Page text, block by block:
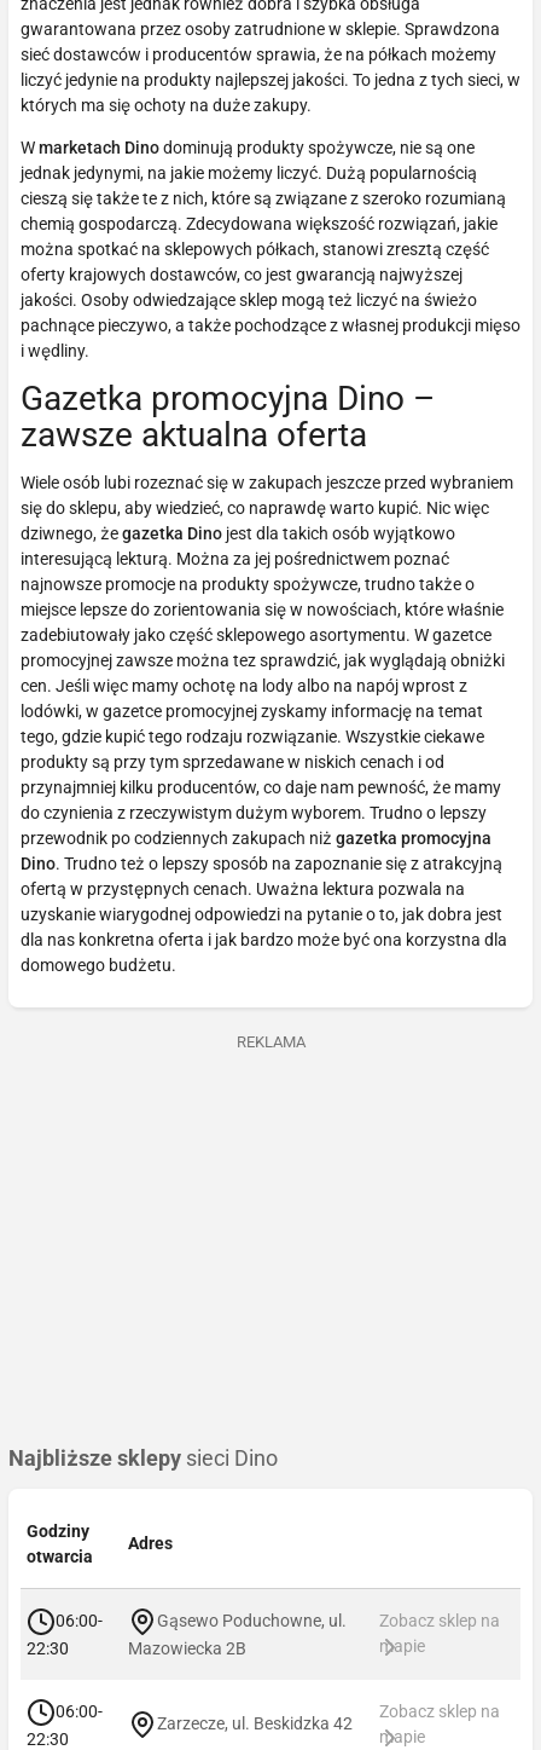
gwarantowana przez osoby zatrudnione w sklepie. Sprawdzona
sieć dostawców i producentów sprawia, że na półkach możemy
liczyć jedynie na produkty najlepszej jakości. To jedna z tych sieci, w
których ma się ochoty na duże zakupy.
Wmarketach Dinodominują produkty spożywcze, nie są one
jednak jedynymi, na jakie możemy liczyć. Dużą popularnością
cieszą się także te z nich, które są związane z szeroko rozumianą
chemią gospodarczą. Zdecydowana większość rozwiązań, jakie
można spotkać na sklepowych półkach, stanowi zresztą część
oferty krajowych dostawców, co jest gwarancją najwyższej
jakości. Osoby odwiedzające sklep mogą też liczyć na świeżo
pachnące pieczywo, a także pochodzące z własnej produkcji mięso
i wędliny.
Gazetka promocyjna Dino –
zawsze aktualna oferta
Wiele osób lubi rozeznać się w zakupach jeszcze przed wybraniem
się do sklepu, aby wiedzieć, co naprawdę warto kupić. Nic więc
dziwnego, żegazetka Dino jest dla takich osób wyjątkowo
interesującą lekturą. Można za jej pośrednictwem poznać
najnowsze promocje na produkty spożywcze, trudno także o
miejsce lepsze do zorientowania się w nowościach, które właśnie
zadebiutowały jako część sklepowego asortymentu. W gazetce
promocyjnej zawsze można tez sprawdzić, jak wyglądają obniżki
cen. Jeśli więc mamy ochotę na lody albo na napój wprost z
lodówki, w gazetce promocyjnej zyskamy informację na temat
tego, gdzie kupić tego rodzaju rozwiązanie. Wszystkie ciekawe
produkty są przy tym sprzedawane w niskich cenach i od
przynajmniej kilku producentów, co daje nam pewność, że mamy
do czynienia z rzeczywistym dużym wyborem. Trudno o lepszy
przewodnik po codziennych zakupach niż gazetka promocyjna
Dino. Trudno też o lepszy sposób na zapoznanie się z atrakcyjną
ofertą w przystępnych cenach. Uważna lektura pozwala na
uzyskanie wiarygodnej odpowiedzi na pytanie o to, jak dobra jest
dla nas konkretna oferta i jak bardzo może być ona korzystna dla
domowego budżetu.
REKLAMA
Najbliższe sklepy sieci Dino
Godziny
otwarcia
Adres
06:00-
22:30
Gąsewo Poduchowne, ul.
Mazowiecka 2B
Zobacz sklep na
mapie
06:00-
22:30
Zarzecze, ul. Beskidzka 42
Zobacz sklep na
mapie